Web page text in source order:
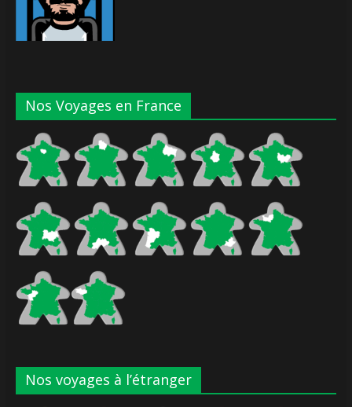
Nos Voyages en France
Nos voyages à l’étranger